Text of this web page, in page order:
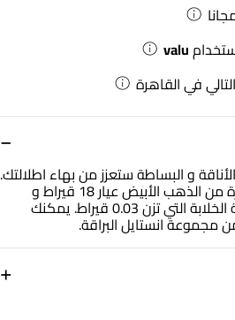
−
و البساطة ستعزز من بهاء اطلالتك.
أقراط دبوسية علي شكل زهرة من الذهب الأبيض عيار 18 قيراط و
مرصعة بأحجار الزركون الدائرية الخلابة التي تزن 0.03 قيراط. يمكنك
مجموعة انستايل البراقة.
+
valu
في القاهرة